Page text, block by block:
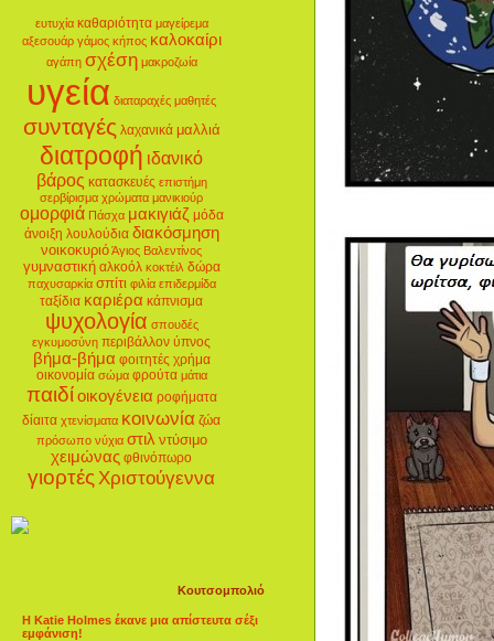
ευτυχία καθαριότητα μαγείρεμα
αξεσουάρ γάμος κήπος καλοκαίρι
αγάπη σχέση μακροζωία
υγεία διαταραχές μαθητές
συνταγές λαχανικά μαλλιά
διατροφή ιδανικό
βάρος κατασκευές επιστήμη
σερβίρισμα χρώματα μανικιούρ
ομορφιά Πάσχα μακιγιάζ μόδα
άνοιξη λουλούδια διακόσμηση
νοικοκυριόΆγιος Βαλεντίνος
γυμναστική αλκοόλ κοκτέιλ δώρα
παχυσαρκία σπίτι φιλία επιδερμίδα
ταξίδια καριέρα κάπνισμα
ψυχολογία σπουδές
εγκυμοσύνη περιβάλλον ύπνος
βήμα-βήμα φοιτητές χρήμα
οικονομία σώμα φρούτα μάτια
παιδί οικογένεια ροφήματα
δίαιτα χτενίσματα κοινωνία ζώα
πρόσωπο νύχια στιλ ντύσιμο
χειμώνας φθινόπωρο
γιορτές Χριστούγεννα
Κουτσομπολιό
Η Katie Holmes έκανε μια απίστευτα σέξι
εμφάνιση!